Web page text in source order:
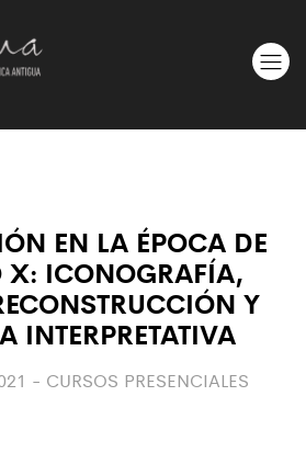
EN LA ÉPOCA DE
X: ICONOGRAFÍA,
Y
INTERPRETATIVA
- CURSOS PRESENCIALES